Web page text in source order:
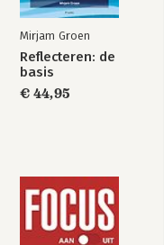
Mirjam Groen
Reflecteren: de
basis
€ 44,95